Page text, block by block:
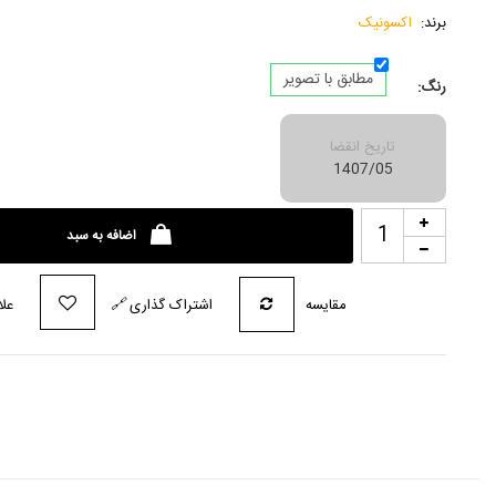
برند: اکسونیک
رنگ: مطابق با تصویر
تاریخ انقضا
1407/05
اضافه به سبد
🔗اشتراک گذاری مقایسه